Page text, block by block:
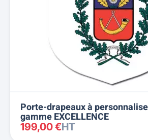
Porte-drapeaux à
gamme EXCELLENCE
199,00 €HT